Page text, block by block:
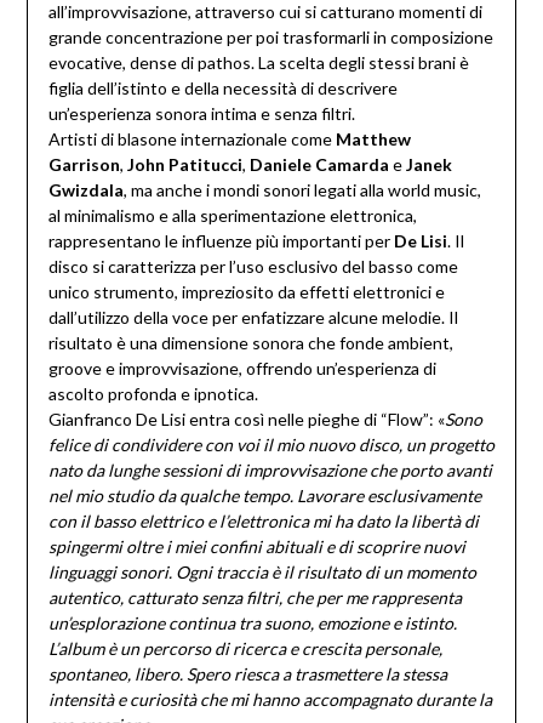
all’improvvisazione, attraverso cui si catturano momenti di
grande concentrazione per poi trasformarli in composizione
evocative, dense di pathos. La scelta degli stessi brani è
figlia dell’istinto e della necessità di descrivere
un’esperienza sonora intima e senza filtri.
Artisti di blasone internazionale come Matthew
Garrison, John Patitucci, Daniele Camarda eJanek
Gwizdala, ma anche i mondi sonori legati alla world music,
al minimalismo e alla sperimentazione elettronica,
rappresentano le influenze più importanti per De Lisi. Il
disco si caratterizza per l’uso esclusivo del basso come
unico strumento, impreziosito da effetti elettronici e
dall’utilizzo della voce per enfatizzare alcune melodie. Il
risultato è una dimensione sonora che fonde ambient,
groove e improvvisazione, offrendo un’esperienza di
ascolto profonda e ipnotica.
Gianfranco De Lisi entra così nelle pieghe di “Flow”: «Sono
felice di condividere con voi il mio nuovo disco, un progetto
nato da lunghe sessioni di improvvisazione che porto avanti
nel mio studio da qualche tempo. Lavorare esclusivamente
con il basso elettrico e l’elettronica mi ha dato la libertà di
spingermi oltre i miei confini abituali e di scoprire nuovi
linguaggi sonori. Ogni traccia è il risultato di un momento
autentico, catturato senza filtri, che per me rappresenta
un’esplorazione continua tra suono, emozione e istinto.
L’album è un percorso di ricerca e crescita personale,
spontaneo, libero. Spero riesca a trasmettere la stessa
intensità e curiosità che mi hanno accompagnato durante la